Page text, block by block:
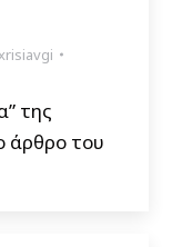
της
άρθρο του